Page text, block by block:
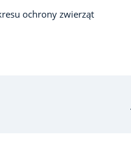
ochrony zwierząt